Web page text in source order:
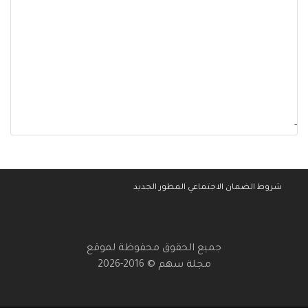
-
شروط الضمان الاجتماعي المطور الجديد
جميع الحقوق محفوظة لموقع
مجلة سهم © 2016-2026